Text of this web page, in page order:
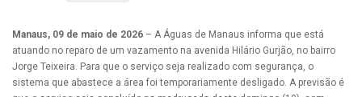
Manaus, 09 de maio de 2026 – A Águas de Manaus informa que está
atuando no reparo de um vazamento na avenida Hilário Gurjão, no bairro
Jorge Teixeira. Para que o serviço seja realizado com segurança, o
sistema que abastece a área foi temporariamente desligado. A previsão é